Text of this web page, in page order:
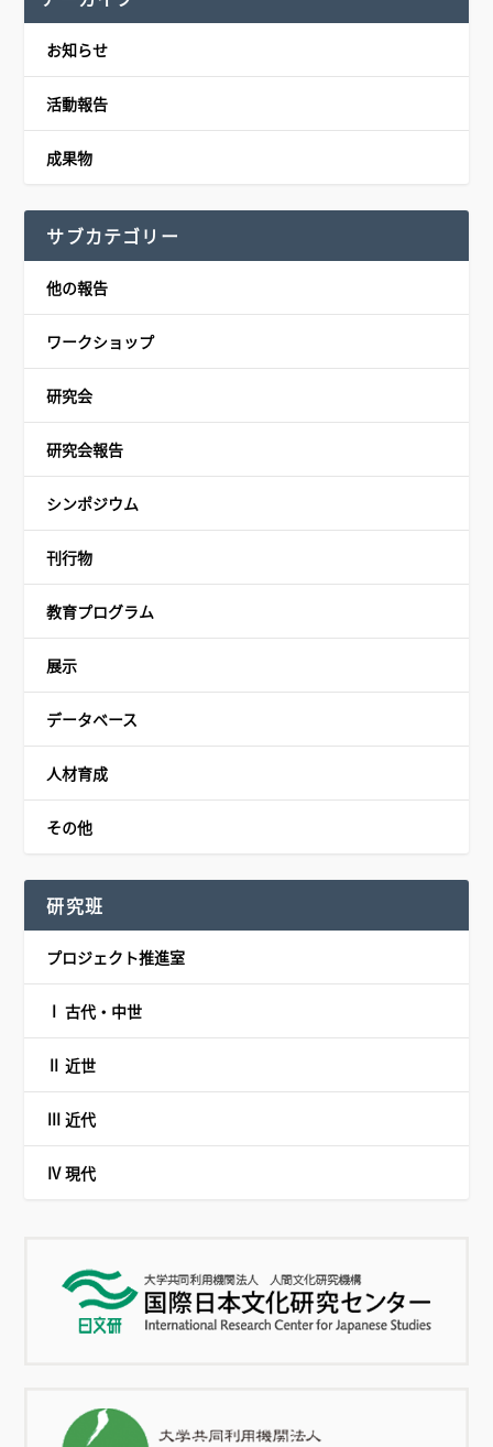
お知らせ
活動報告
成果物
サブカテゴリー
他の報告
ワークショップ
研究会
研究会報告
シンポジウム
刊行物
教育プログラム
展示
データベース
人材育成
その他
研究班
プロジェクト推進室
Ⅰ 古代・中世
Ⅱ 近世
Ⅲ 近代
Ⅳ 現代